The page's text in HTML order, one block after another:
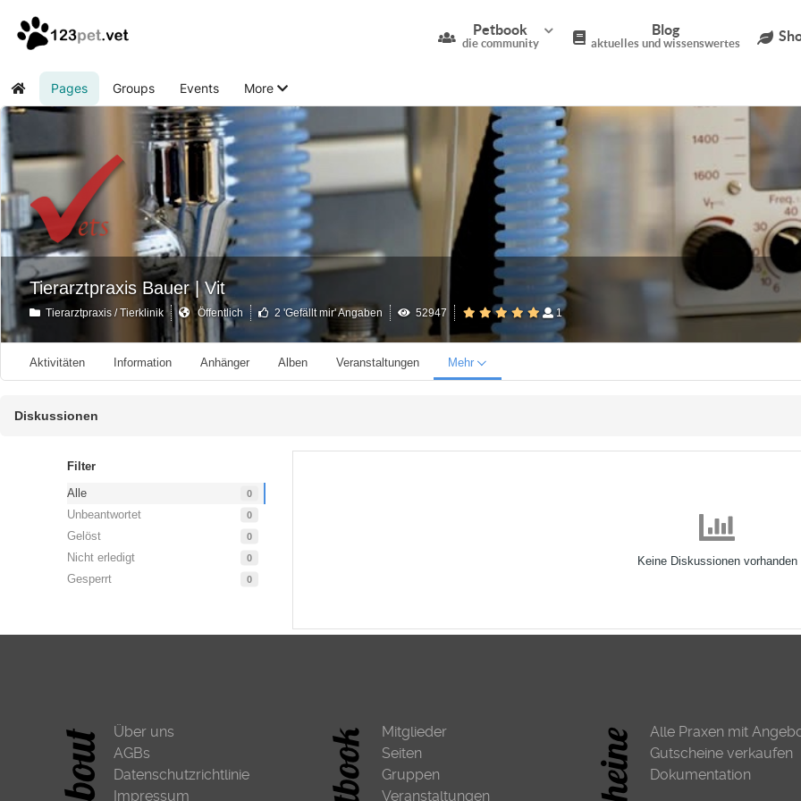
Petbook
die community
Blog
aktuelles und wissenswertes
Home Pages Groups Events More
Tierarztpraxis Bauer | Vit
Tierarztpraxis / Tierklinik Öffentlich 2 'Gefällt mir' Angaben 52947 1
Aktivitäten Information Anhänger Alben Veranstaltungen Mehr
Diskussionen
Filter
Alle
0
Unbeantwortet 0
Gelöst 0
Nicht erledigt 0
Gesperrt 0
Keine Diskussionen vorhanden
Über uns
AGBs
Datenschutzrichtlinie
Impressum
Mitglieder
Seiten
Gruppen
Veranstaltungen
Alle Praxen mit
Gutscheine verkaufen
Dokumentation